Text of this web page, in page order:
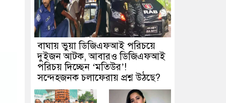
বাঘায় ভুয়া ডিজিএফআই পরিচয়ে
দুইজন আটক, আবারও ডিজিএফআই
পরিচয় দিচ্ছেন ‘মতিউর’!
সন্দেহজনক চলাফেরায় প্রশ্ন উঠছে?